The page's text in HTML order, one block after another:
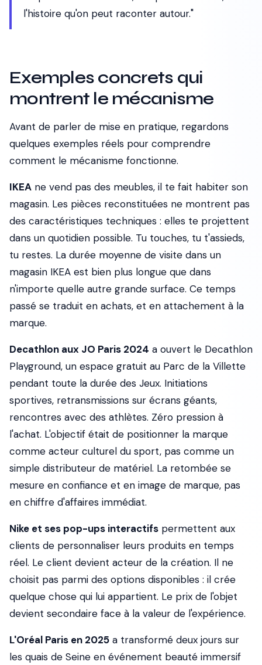
l'histoire qu'on peut raconter autour."
Exemples concrets qui
montrent le mécanisme
Avant de parler de mise en pratique, regardons
quelques exemples réels pour comprendre
comment le mécanisme fonctionne.
IKEA ne vend pas des meubles, il te fait habiter son
magasin. Les pièces reconstituées ne montrent pas
des caractéristiques techniques : elles te projettent
dans un quotidien possible. Tu touches, tu t'assieds,
tu restes. La durée moyenne de visite dans un
magasin IKEA est bien plus longue que dans
n'importe quelle autre grande surface. Ce temps
passé se traduit en achats, et en attachement à la
marque.
Decathlon aux JO Paris 2024 a ouvert le Decathlon
Playground, un espace gratuit au Parc de la Villette
pendant toute la durée des Jeux. Initiations
sportives, retransmissions sur écrans géants,
rencontres avec des athlètes. Zéro pression à
l'achat. L'objectif était de positionner la marque
comme acteur culturel du sport, pas comme un
simple distributeur de matériel. La retombée se
mesure en confiance et en image de marque, pas
en chiffre d'affaires immédiat.
Nike et ses pop-ups interactifs permettent aux
clients de personnaliser leurs produits en temps
réel. Le client devient acteur de la création. Il ne
choisit pas parmi des options disponibles : il crée
quelque chose qui lui appartient. Le prix de l'objet
devient secondaire face à la valeur de l'expérience.
L'Oréal Paris en 2025 a transformé deux jours sur
les quais de Seine en événement beauté immersif